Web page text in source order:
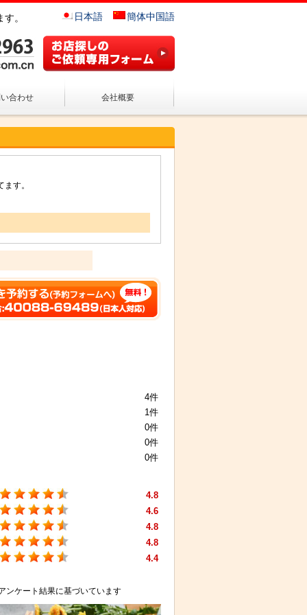
日本語 簡体中国語
。
合わせ 会社概要
す。
4件
1件
0件
0件
0件
4.8
4.6
4.8
4.8
4.4
ンケート結果に基づいています